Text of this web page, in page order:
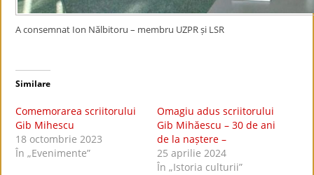
A consemnat Ion Nălbitoru – membru UZPR și LSR
Similare
Comemorarea scriitorului
Gib Mihescu
18 octombrie 2023
În „Evenimente”
Omagiu adus scriitorului
Gib Mihăescu – 30 de ani
de la naștere –
25 aprilie 2024
În „Istoria culturii”